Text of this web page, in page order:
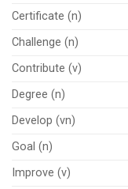
Certificate (n)
Challenge (n)
Contribute (v)
Degree (n)
Develop (vn)
Goal (n)
Improve (v)